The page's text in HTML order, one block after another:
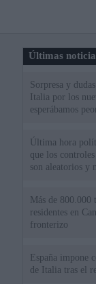
Últimas
Sorpresa y
Italia por los
esperábamos
Última hora
que los
son aleatorios y
Más de 800.000
residentes en
fronterizo
España impone
de Italia tras el